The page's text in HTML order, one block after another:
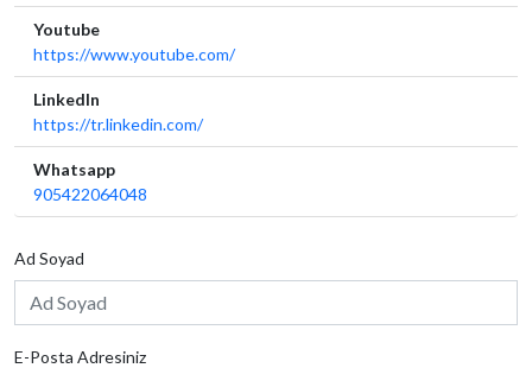
Youtube
https://www.youtube.com/
LinkedIn
https://tr.linkedin.com/
Whatsapp
905422064048
Ad Soyad
E-Posta Adresiniz